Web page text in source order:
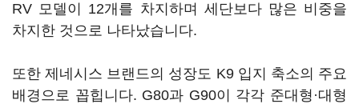
RV 모델이 12개를 차지하며 세단보다 많은 비중을
차지한 것으로 나타났습니다.
또한 제네시스 브랜드의 성장도 K9 입지 축소의 주요
배경으로 꼽힙니다. G80과 G90이 각각 준대형·대형